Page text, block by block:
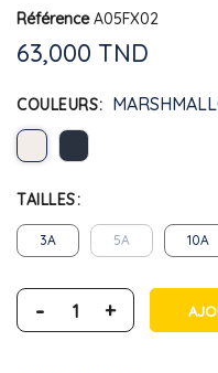
Référence A05FX02
63,000 TND
COULEURS
TAILLES
3A 5A 10A
- +